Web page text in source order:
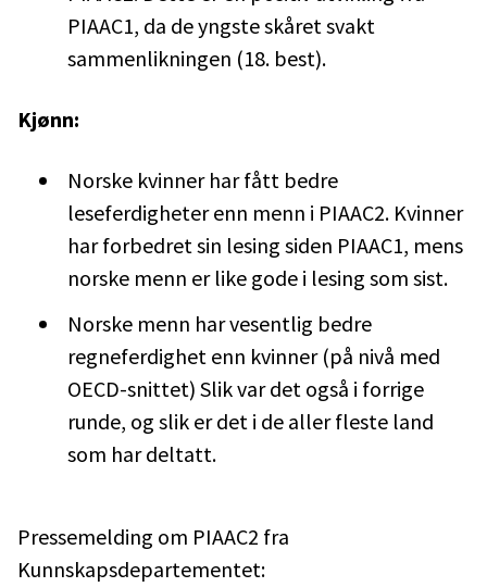
PIAAC1, da de yngste skåret svakt
sammenlikningen (18. best).
Kjønn:
Norske kvinner har fått bedre
leseferdigheter enn menn i PIAAC2. Kvinner
har forbedret sin lesing siden PIAAC1, mens
norske menn er like gode i lesing som sist.
Norske menn har vesentlig bedre
regneferdighet enn kvinner (på nivå med
OECD-snittet) Slik var det også i forrige
runde, og slik er det i de aller fleste land
som har deltatt.
Pressemelding om PIAAC2 fra
Kunnskapsdepartementet: